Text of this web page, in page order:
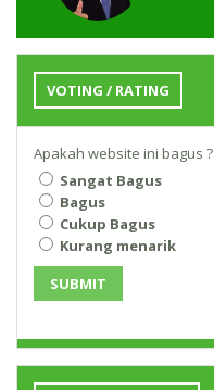
VOTING / RATING
Apakah website ini bagus ?
Sangat Bagus
Bagus
Cukup Bagus
Kurang menarik
SUBMIT